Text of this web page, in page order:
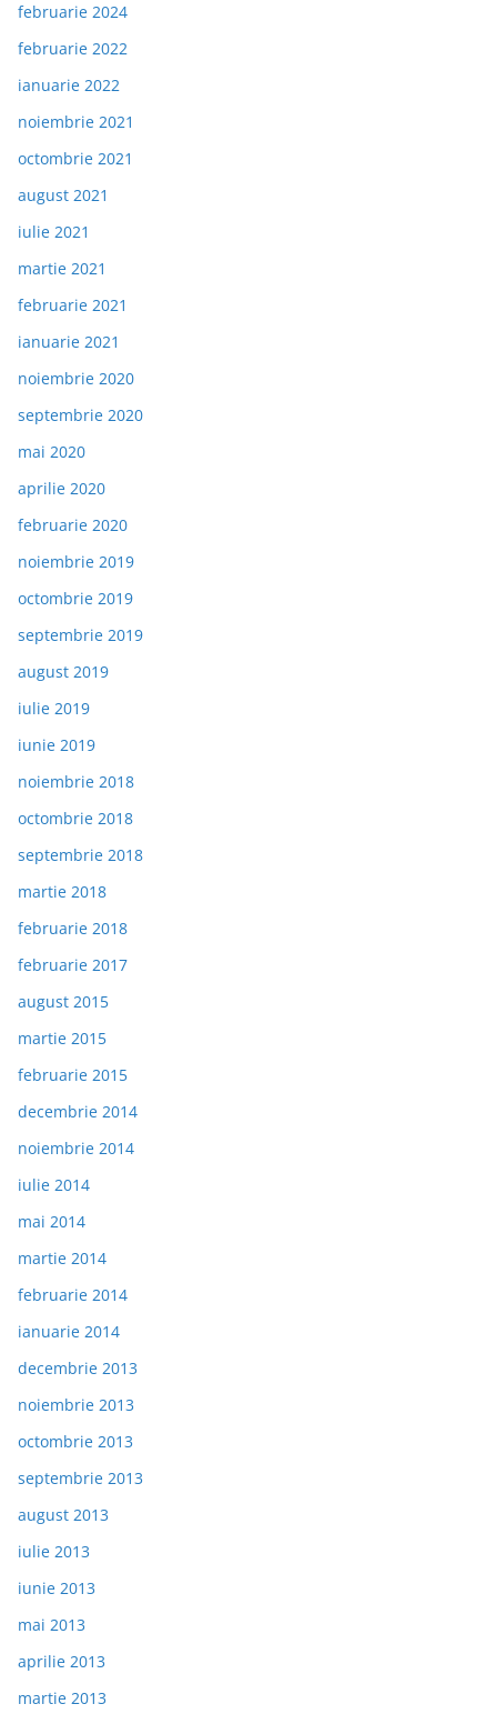
februarie 2024
februarie 2022
ianuarie 2022
noiembrie 2021
octombrie 2021
august 2021
iulie 2021
martie 2021
februarie 2021
ianuarie 2021
noiembrie 2020
septembrie 2020
mai 2020
aprilie 2020
februarie 2020
noiembrie 2019
octombrie 2019
septembrie 2019
august 2019
iulie 2019
iunie 2019
noiembrie 2018
octombrie 2018
septembrie 2018
martie 2018
februarie 2018
februarie 2017
august 2015
martie 2015
februarie 2015
decembrie 2014
noiembrie 2014
iulie 2014
mai 2014
martie 2014
februarie 2014
ianuarie 2014
decembrie 2013
noiembrie 2013
octombrie 2013
septembrie 2013
august 2013
iulie 2013
iunie 2013
mai 2013
aprilie 2013
martie 2013